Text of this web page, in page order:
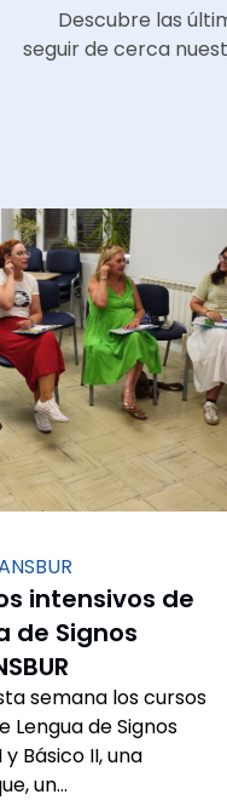
Descubre las
seguir de cerca
intensivos de
de Signos
semana los cursos
Lengua de Signos
Básico II, una
un…